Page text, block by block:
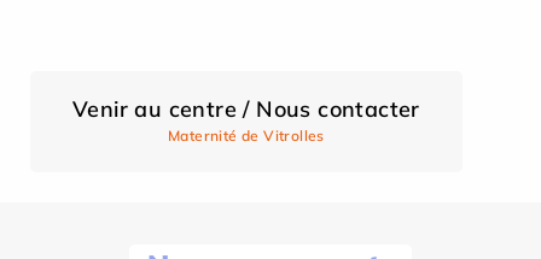
Venir au centre / Nous contacter
Maternité de Vitrolles